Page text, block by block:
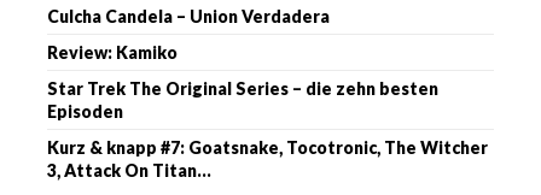
Culcha Candela – Union Verdadera
Review: Kamiko
Star Trek The Original Series – die zehn besten
Episoden
Kurz & knapp #7: Goatsnake, Tocotronic, The Witcher
3, Attack On Titan…